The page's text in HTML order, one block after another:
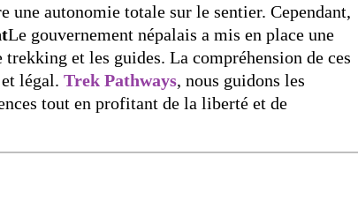
une autonomie totale sur le sentier. Cependant,
Le gouvernement népalais a mis en place une
et les guides. La compréhension de ces
légal. Trek Pathways, nous guidons les
tout en profitant de la liberté et de